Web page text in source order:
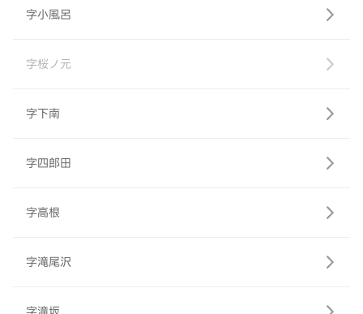
字小風呂
字桜ノ元
字下南
字四郎田
字高根
字滝尾沢